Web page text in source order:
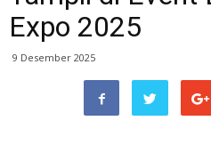
Expo 2025
9 Desember 2025